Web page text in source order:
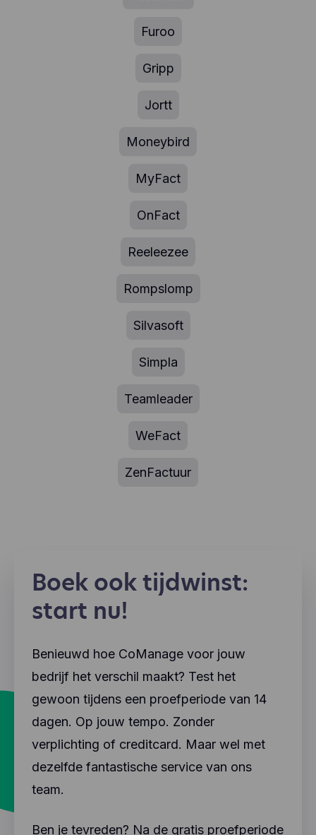
Furoo
Gripp
Jortt
Moneybird
MyFact
OnFact
Reeleezee
Rompslomp
Silvasoft
Simpla
Teamleader
WeFact
ZenFactuur
Boek ook tijdwinst:
start nu!
Benieuwd hoe CoManage voor jouw
bedrijf het verschil maakt? Test het
gewoon tijdens een proefperiode van 14
dagen. Op jouw tempo. Zonder
verplichting of creditcard. Maar wel met
dezelfde fantastische service van ons
team.
Ben je tevreden? Na de gratis proefperiode